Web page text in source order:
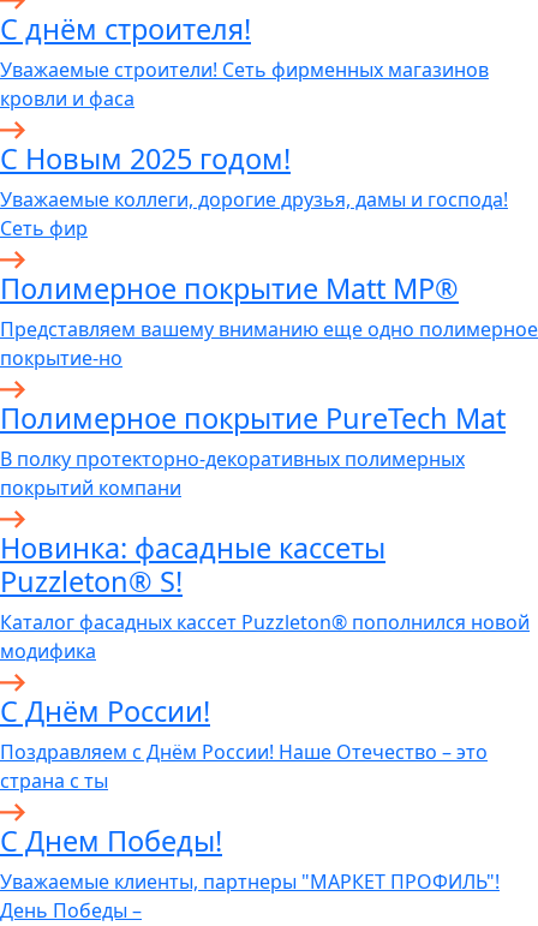
C днём строителя!
Уважаемые строители! Сеть фирменных магазинов
кровли и фаса
С Новым 2025 годом!
Уважаемые коллеги, дорогие друзья, дамы и господа!
Сеть фир
Полимерное покрытие Matt MP®
Представляем вашему вниманию еще одно полимерное
покрытие-но
Полимерное покрытие PureTech Mat
В полку протекторно-декоративных полимерных
покрытий компани
Новинка: фасадные кассеты
Puzzleton® S!
Каталог фасадных кассет Puzzleton® пополнился новой
модифика
С Днём России!
Поздравляем с Днём России! Наше Отечество – это
страна с ты
С Днем Победы!
Уважаемые клиенты, партнеры "МАРКЕТ ПРОФИЛЬ"!
День Победы –